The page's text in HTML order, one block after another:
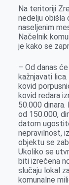
Na teritoriji
nedelju obišla
naseljenim
Načelnik
je kako se
– Od danas
kažnjavati
kovid
kovid redara
50.000
od 150.000,
datom
nepravilnost,
objektu se
Ukoliko se
biti izrečena
slučaju lokal
komunalne